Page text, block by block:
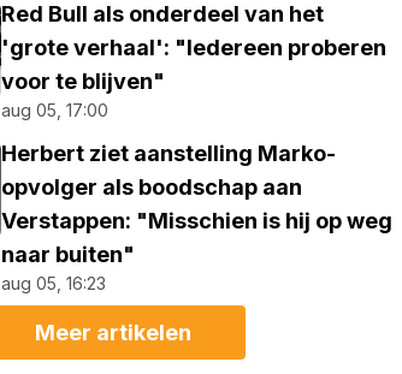
Red Bull als onderdeel van het
'grote verhaal': "Iedereen proberen
voor te blijven"
aug 05, 17:00
Herbert ziet aanstelling Marko-
opvolger als boodschap aan
Verstappen: "Misschien is hij op weg
naar buiten"
aug 05, 16:23
Meer artikelen